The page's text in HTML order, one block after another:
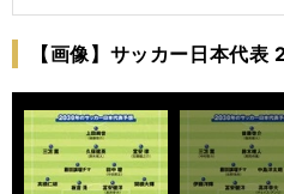
【画像】サッカー日本代